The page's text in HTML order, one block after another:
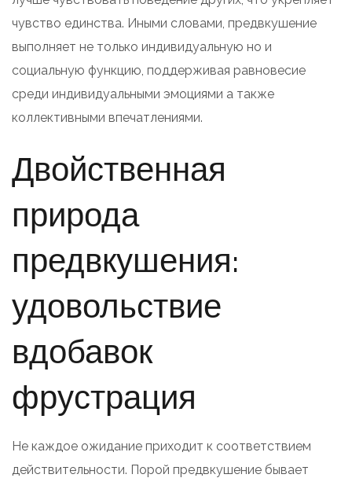
чувство единства. Иными словами, предвкушение
выполняет не только индивидуальную но и
социальную функцию, поддерживая равновесие
среди индивидуальными эмоциями а также
коллективными впечатлениями.
Двойственная
природа
предвкушения:
удовольствие
вдобавок
фрустрация
Не каждое ожидание приходит к соответствием
действительности. Порой предвкушение бывает